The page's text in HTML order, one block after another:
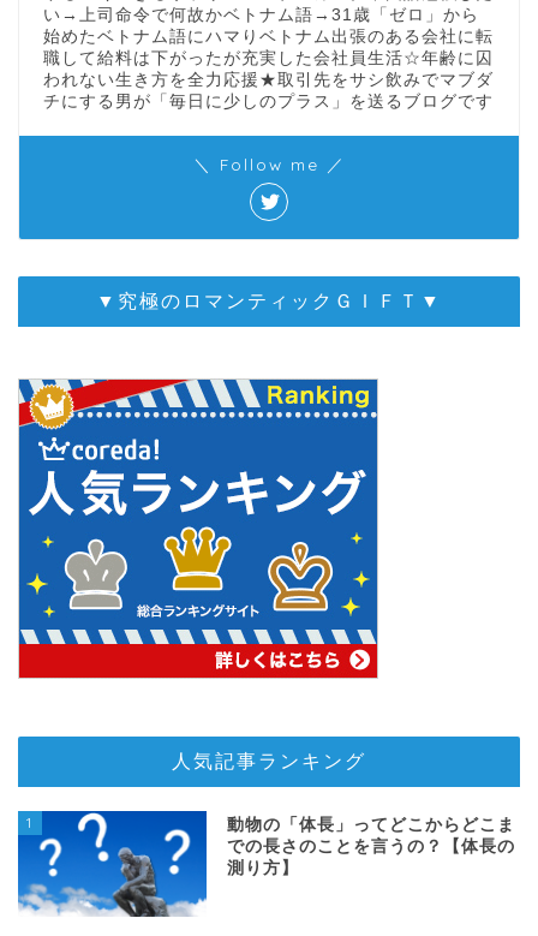
い→上司命令で何故かベトナム語→31歳「ゼロ」から
始めたベトナム語にハマりベトナム出張のある会社に転
職して給料は下がったが充実した会社員生活☆年齢に囚
われない生き方を全力応援★取引先をサシ飲みでマブダ
チにする男が「毎日に少しのプラス」を送るブログです
＼ Follow me ／
▼究極のロマンティックＧＩＦＴ▼
人気記事ランキング
1
動物の「体長」ってどこからどこま
での長さのことを言うの？【体長の
測り方】